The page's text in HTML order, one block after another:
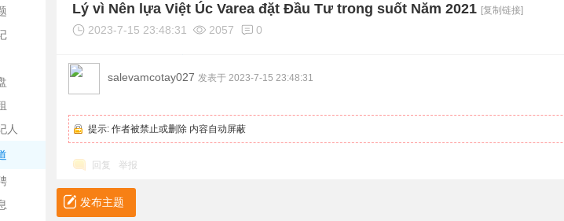
人
Lý vì Nên lựa Việt Úc Varea đặt Đầu Tư trong suốt Năm 2021 [复制链接]
2023-7-15 23:48:31 2057 0
salevamcotay027 发表于 2023-7-15 23:48:31
提示: 作者被禁止或删除 内容自动屏蔽
回复 举报
发布主题